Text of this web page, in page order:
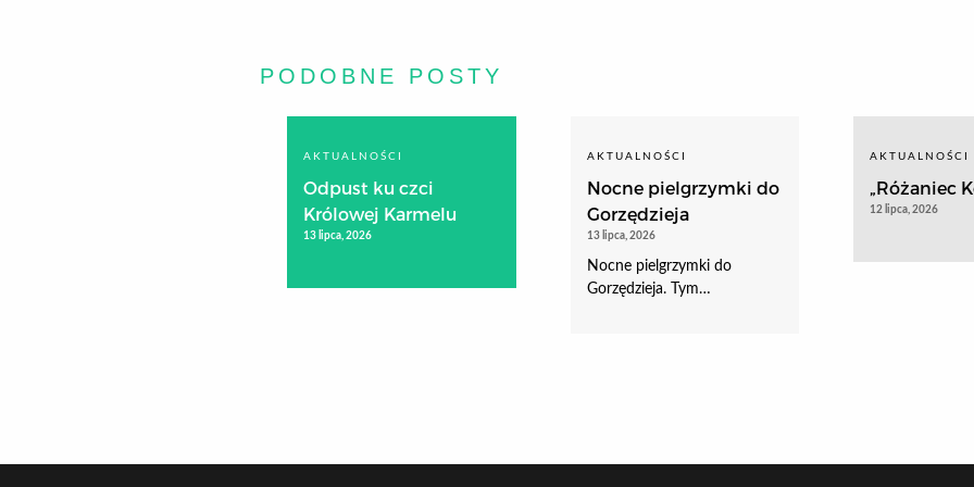
PODOBNE POSTY
AKTUALNOŚCI
Odpust ku czci
Królowej Karmelu
13 lipca, 2026
AKTUALNOŚCI
Nocne pielgrzymki do
Gorzędzieja
13 lipca, 2026
Nocne pielgrzymki do
Gorzędzieja. Tym…
AKTUALNOŚCI
„Różaniec
12 lipca, 2026